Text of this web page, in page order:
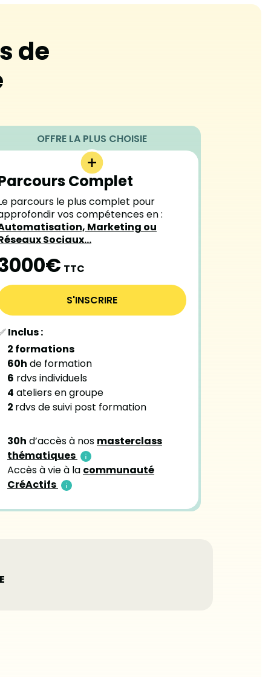
de
Complet
parcours le plus complet pour
vos compétences en :
Marketing ou
Sociaux…
TTC
S'INSCRIRE
Inclus :
2 formations
60h de formation
6 rdvs individuels
4 ateliers en groupe
2 rdvs de suivi post formation
30h d’accès à nos masterclass
thématiques
Accès à vie à la communauté
CréActifs